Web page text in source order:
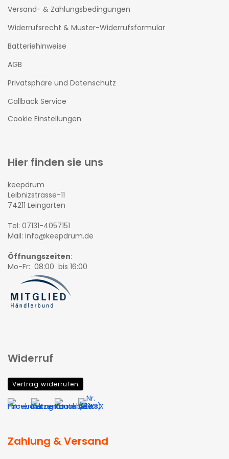
Versand- & Zahlungsbedingungen
Widerrufsrecht & Muster-Widerrufsformular
Batteriehinweise
AGB
Privatsphäre und Datenschutz
Callback Service
Cookie Einstellungen
Hier finden sie uns
keepdrum
Leibnizstrasse-11
74211 Leingarten
Tel: 07131-4057151
Mail: info@keepdrum.de
Öffnungszeiten:
Mo-Fr: 08:00 bis 16:00
Widerruf
Vertrag widerrufen
Zahlung & Versand